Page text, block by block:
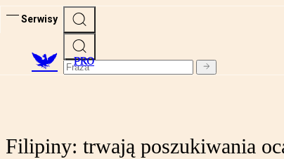
Serwisy
PRO
Filipiny: trwają poszukiwania